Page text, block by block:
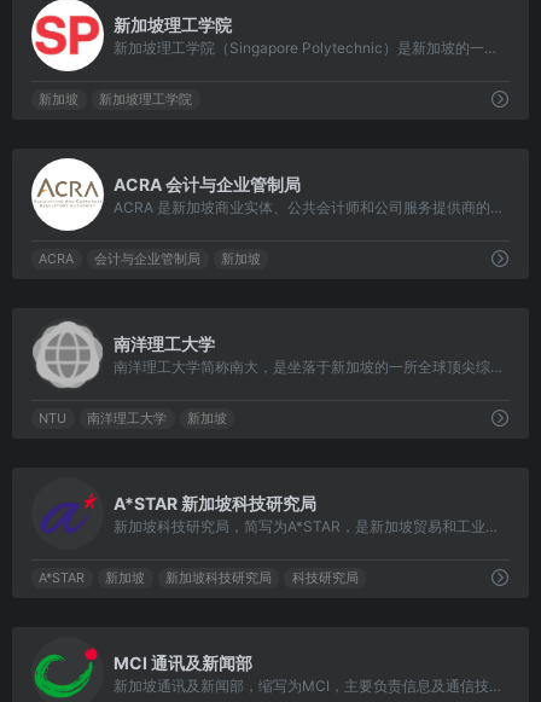
新加坡理工学院
新加坡理工学院（Singapore Polytechnic）是新加坡的一所公立高等学府，于1954年建校，为新加坡的第一所理工学院，历史悠久。
新加坡 新加坡理工学院
ACRA 会计与企业管制局
ACRA 是新加坡商业实体、公共会计师和公司服务提供商的国家监管机构。
ACRA 会计与企业管制局 新加坡
南洋理工大学
南洋理工大学简称南大，是坐落于新加坡的一所全球顶尖综合类研究型大学。其校址前身是成立于1955年的南洋大学。
NTU 南洋理工大学 新加坡
A*STAR 新加坡科技研究局
新加坡科技研究局，简写为A*STAR，是新加坡贸易和工业部下属的自治研究机构，其前身为国家科学技术委员会。
A*STAR 新加坡 新加坡科技研究局 科技研究局
MCI 通讯及新闻部
新加坡通讯及新闻部，缩写为MCI，主要负责信息及通信技术、媒体和设计、公共图书馆以及政府信息沟通与公共政策。